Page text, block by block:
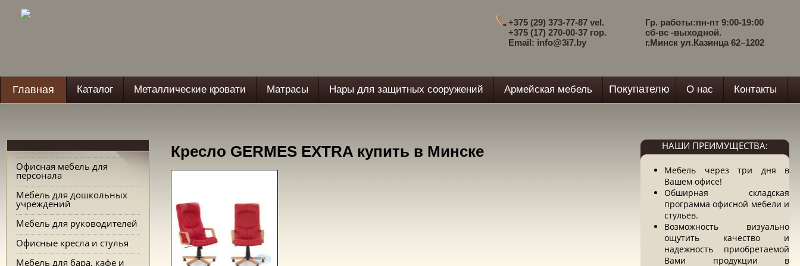
Гр. работы:пн-пт 9:00-19:00
сб-вс -выходной.
г.Минск ул.Казинца 62–1202
+375 (29) 373-77-87 vel.
+375 (17) 270-00-37 гор.
Email: info@3i7.by
Главная Каталог Металлические кровати Матрасы Нары для защитных сооружений Армейская мебель Покупателю О нас Контакты
Офисная мебель для
персонала
Мебель для дошкольных
учреждений
Мебель для руководителей
Офисные кресла и стулья
Мебель для бара, кафе и
Кресло GERMES EXTRA купить в Минске НАШИ ПРЕИМУЩЕСТВА:
Мебель через три дня в
Вашем офисе!
Обширная складская
программа офисной мебели и
стульев.
Возможность визуально
ощутить качество и
надежность приобретаемой
Вами продукции в